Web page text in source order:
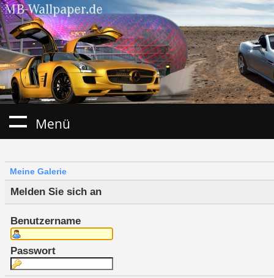
Menü
Meine Galerie
Melden Sie sich an
Benutzername
Passwort